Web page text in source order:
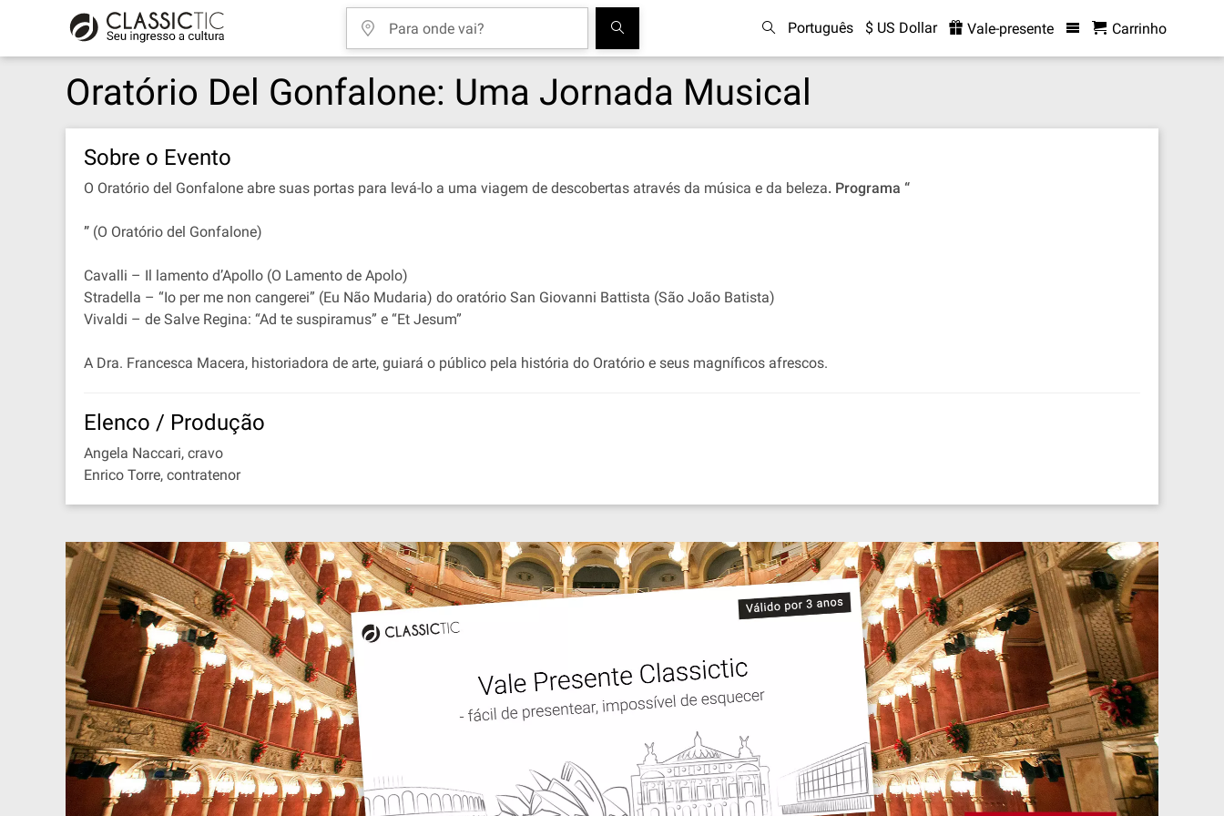
Português $ US Dollar Vale-presente Carrinho
Oratório Del Gonfalone: Uma Jornada Musical
Sobre o Evento
O Oratório del Gonfalone abre suas portas para levá-lo a uma viagem de descobertas através da música e da beleza. Programa “
” (O Oratório del Gonfalone)
Cavalli – Il lamento d’Apollo (O Lamento de Apolo)
Stradella – “Io per me non cangerei” (Eu Não Mudaria) do oratório San Giovanni Battista (São João Batista)
Vivaldi – de Salve Regina: “Ad te suspiramus” e “Et Jesum”
A Dra. Francesca Macera, historiadora de arte, guiará o público pela história do Oratório e seus magníficos afrescos.
Elenco / Produção
Angela Naccari, cravo
Enrico Torre, contratenor